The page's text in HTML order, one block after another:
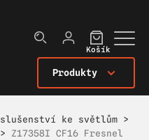
Produkty
Košík
ke světlům >
> Z17358I CF16 Fresnel